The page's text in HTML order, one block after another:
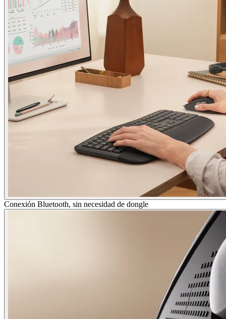
Conexión Bluetooth, sin necesidad de dongle